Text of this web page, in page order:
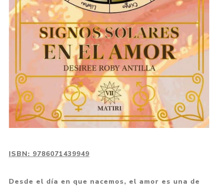
ISBN: 9786071439949
Desde el día en que nacemos, el amor es una de